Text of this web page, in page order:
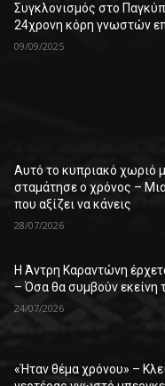
Συγκλονισμός στο
24χρονη κόρη γνωστών
09/09/2025
Αυτό το κυπριακό χωριό
σταμάτησε ο χρόνος –
που αξίζει να κάνεις
28/07/2026
Η Άντρη Καραντώνη
– Όσα θα συμβούν εκείνη
24/07/2026
«Ήταν θέμα χρόνου» –